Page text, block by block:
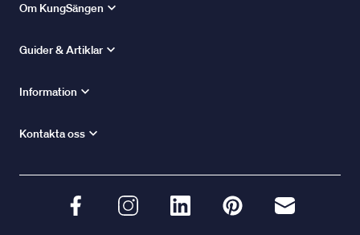
Om KungSängen
Guider & Artiklar
Information
Kontakta oss